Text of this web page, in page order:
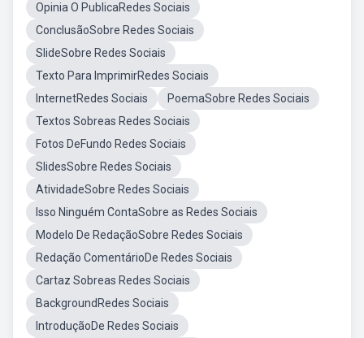
Opinia O PublicaRedes Sociais
ConclusãoSobre Redes Sociais
SlideSobre Redes Sociais
Texto Para ImprimirRedes Sociais
InternetRedes Sociais
PoemaSobre Redes Sociais
Textos Sobreas Redes Sociais
Fotos DeFundo Redes Sociais
SlidesSobre Redes Sociais
AtividadeSobre Redes Sociais
Isso Ninguém ContaSobre as Redes Sociais
Modelo De RedaçãoSobre Redes Sociais
Redação ComentárioDe Redes Sociais
Cartaz Sobreas Redes Sociais
BackgroundRedes Sociais
IntroduçãoDe Redes Sociais